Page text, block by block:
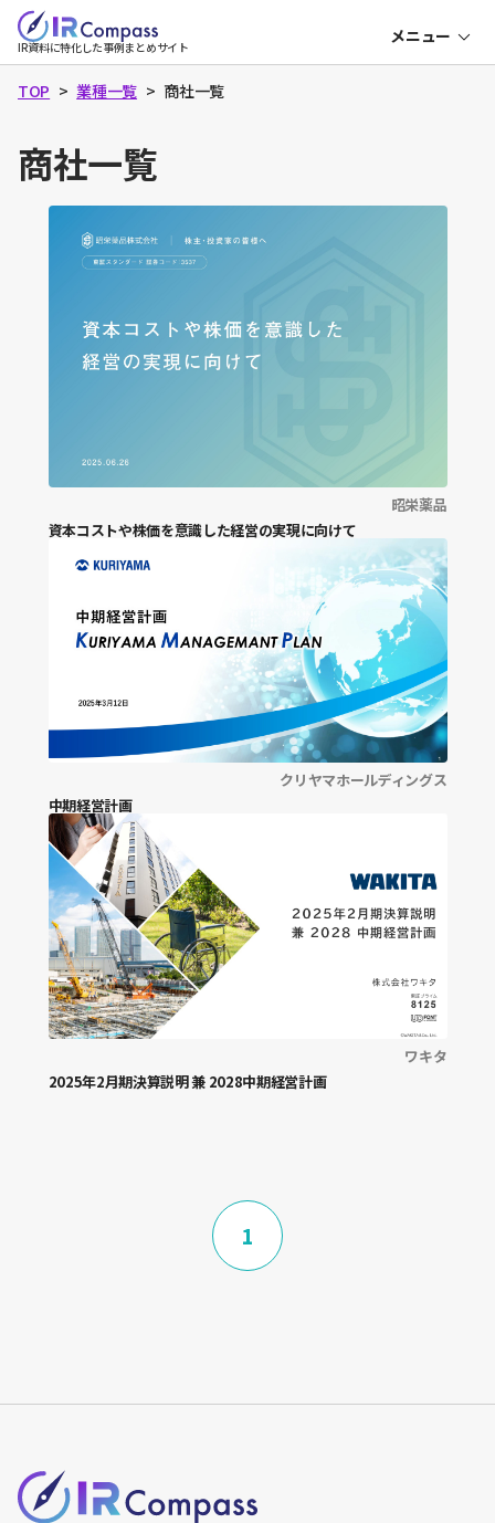
へ
IR
コ
ン
ス
IR資料に特化した事例まとめサイト
メニュー
TOP 業種一覧 商社一覧
商社一覧
資本コストや株価を意識した経営の実現に向けて
昭栄薬品
中期経営計画
クリヤマホールディングス
2025年2月期決算説明 兼 2028中期経営計画
ワキタ
1
中期経営計画
成長可能性資料
表紙
ビジネスモデル
事業ポートフォリオ
トラックレコード
At a glance
ミッション・ビジョン
事業・サービス一覧
事業内容
AI戦略
ポートフォリオ戦略
M&A戦略
PL
ハイライト・サマリー
コホートチャート
業界構造